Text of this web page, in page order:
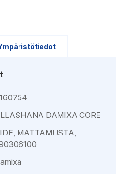
DAMIXA CORE
MATTAMUSTA,